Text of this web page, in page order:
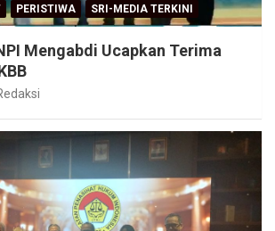
PERISTIWA SRI-MEDIA TERKINI
Mengabdi Ucapkan Terima